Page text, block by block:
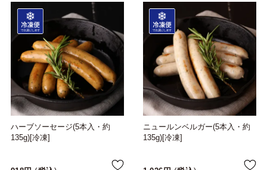
ハーブソーセージ(5本入・約
135g)[冷凍]
ニュールンベルガー(5本入・約
135g)[冷凍]